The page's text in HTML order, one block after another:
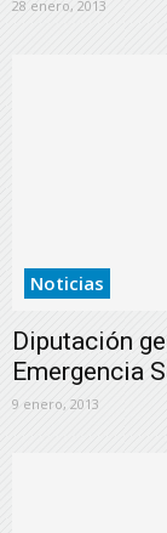
28 enero, 2013
Noticias
Diputación
Emergencia
9 enero, 2013